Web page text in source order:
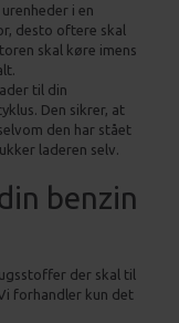
i en
desto oftere skal
skal køre imens
til din
Den sikrer, at
den har stået
laderen selv.
benzin
der skal til
forhandler kun det